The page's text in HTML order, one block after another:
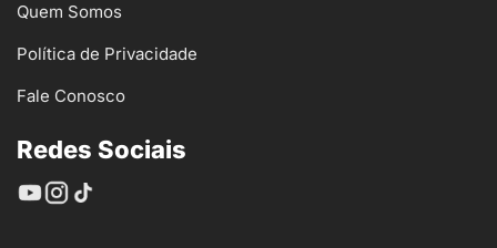
Quem Somos
Política de Privacidade
Fale Conosco
Redes Sociais